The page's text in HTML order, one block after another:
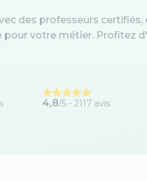
des professeurs
pour votre métier. Profitez
4,8/5 - 2117 avis